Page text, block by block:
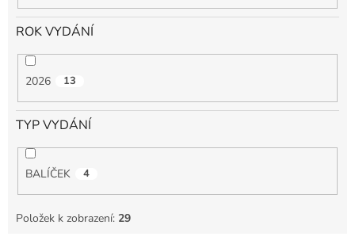
ROK VYDÁNÍ
2026 13
TYP VYDÁNÍ
BALÍČEK 4
Položek k zobrazení: 29